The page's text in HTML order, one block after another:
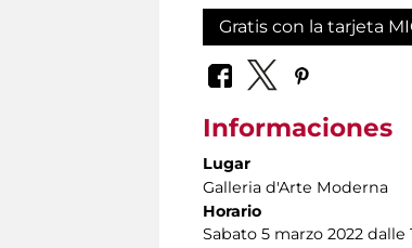
Gratis con la tarjeta
Informaciones
Lugar
Galleria d'Arte Moderna
Horario
Sabato 5 marzo 2022 dalle